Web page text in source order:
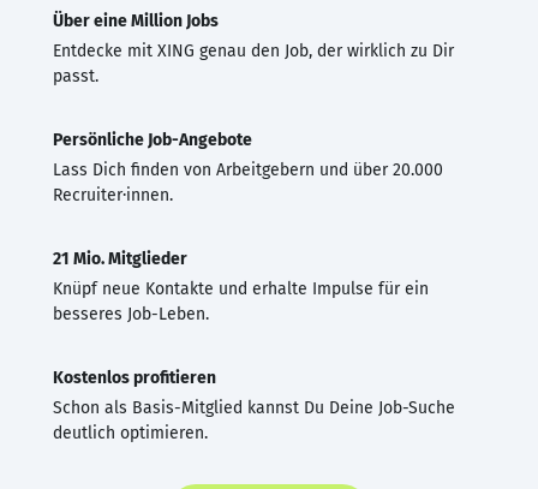
Über eine Million Jobs
Entdecke mit XING genau den Job, der wirklich zu Dir
passt.
Persönliche Job-Angebote
Lass Dich finden von Arbeitgebern und über 20.000
Recruiter·innen.
21 Mio. Mitglieder
Knüpf neue Kontakte und erhalte Impulse für ein
besseres Job-Leben.
Kostenlos profitieren
Schon als Basis-Mitglied kannst Du Deine Job-Suche
deutlich optimieren.